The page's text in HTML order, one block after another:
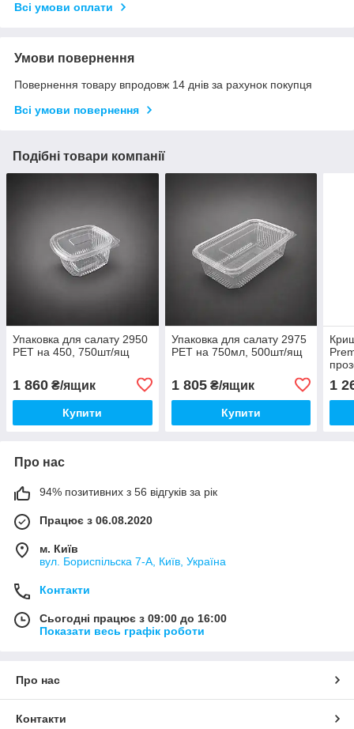
Всі умови оплати
Умови повернення
Повернення товару впродовж 14 днів за рахунок покупця
Всі умови повернення
Подібні товари компанії
Упаковка для салату 2950
PET на 450, 750шт/ящ
1 860 ₴/ящик
Купити
Упаковка для салату 2975
PET на 750мл, 500шт/ящ
1 805₴/ящик
Купити
1
Про нас
94% позитивних з 56 відгуків за рік
Працює з 06.08.2020
м. Київ
вул. Бориспільска 7-А, Київ, Україна
Контакти
Сьогодні працює з 09:00 до 16:00
Показати весь графік роботи
Про нас
Контакти